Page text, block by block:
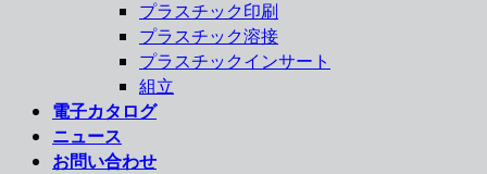
プラスチック印刷
プラスチック溶接
プラスチックインサート
組立
電子カタログ
ニュース
お問い合わせ